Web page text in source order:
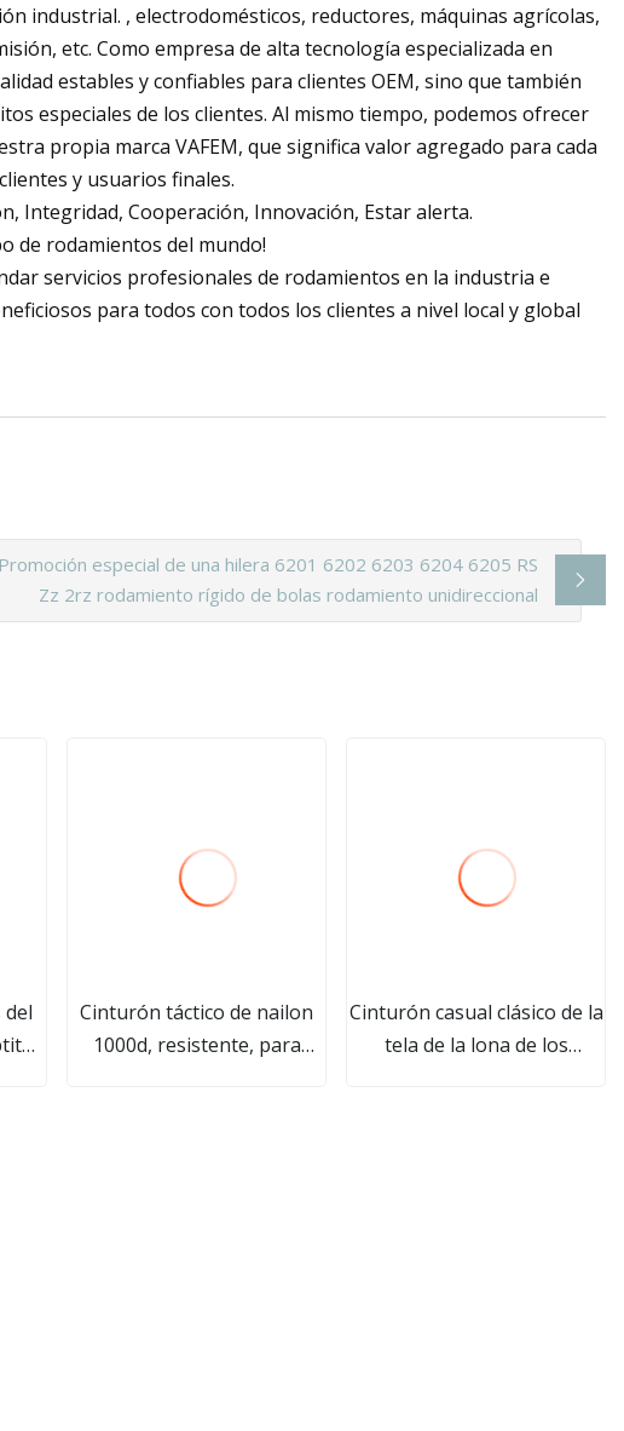
industrial. , electrodomésticos, reductores, máquinas agrícolas,
etc. Como empresa de alta tecnología especializada en
estables y confiables para clientes OEM, sino que también
especiales de los clientes. Al mismo tiempo, podemos ofrecer
propia marca VAFEM, que significa valor agregado para cada
y usuarios finales.
Integridad, Cooperación, Innovación, Estar alerta.
de rodamientos del mundo!
servicios profesionales de rodamientos en la industria e
para todos con todos los clientes a nivel local y global
Promoción especial de una hilera 6201 6202 6203 6204 6205 RS
Zz 2rz rodamiento rígido de bolas rodamiento unidireccional
del
Cinturón táctico de nailon
1000d, resistente, para
Cinturón casual clásico de la
tela de la lona de los